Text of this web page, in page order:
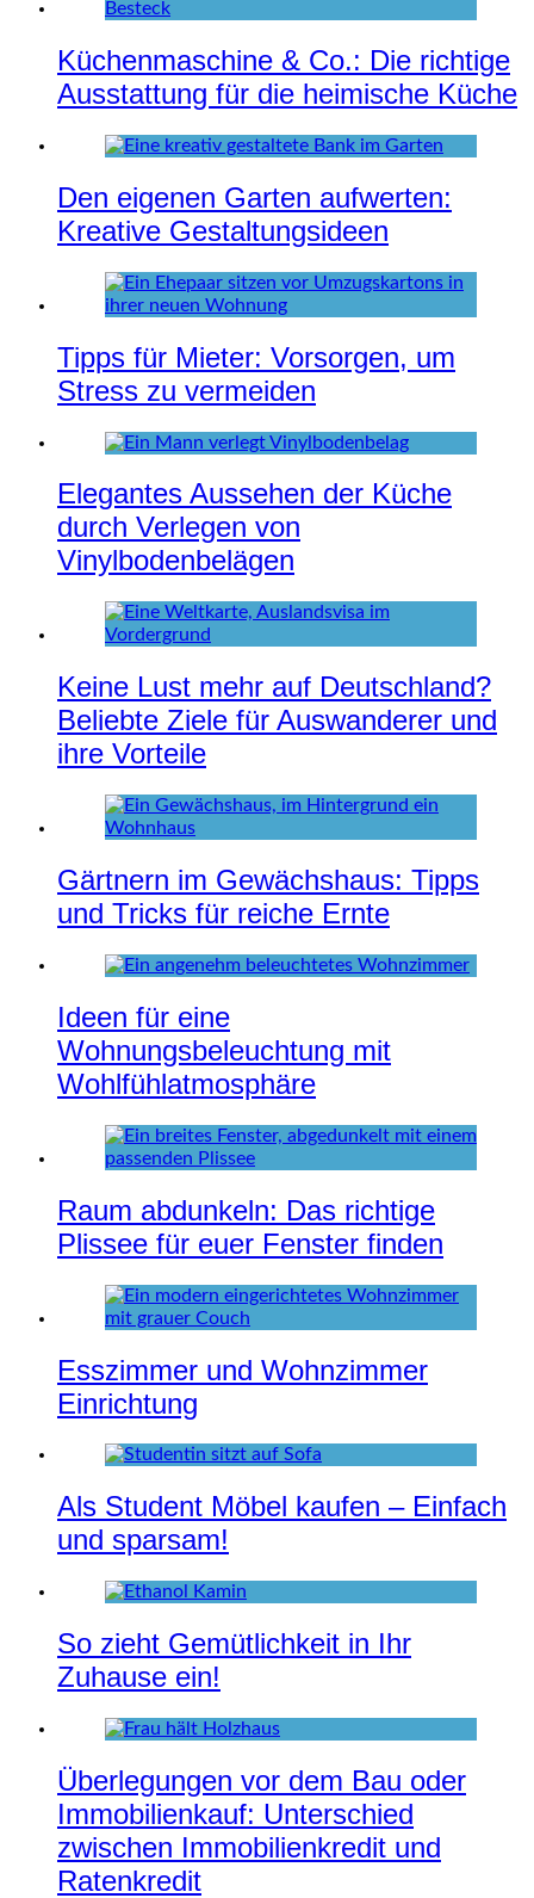
Küchenmaschine & Co.: Die richtige
Ausstattung für die heimische Küche
Den eigenen Garten aufwerten:
Kreative Gestaltungsideen
Tipps für Mieter: Vorsorgen, um
Stress zu vermeiden
Elegantes Aussehen der Küche
durch Verlegen von
Vinylbodenbelägen
Keine Lust mehr auf Deutschland?
Beliebte Ziele für Auswanderer und
ihre Vorteile
Gärtnern im Gewächshaus: Tipps
und Tricks für reiche Ernte
Ideen für eine
Wohnungsbeleuchtung mit
Wohlfühlatmosphäre
Raum abdunkeln: Das richtige
Plissee für euer Fenster finden
Esszimmer und Wohnzimmer
Einrichtung
Als Student Möbel kaufen – Einfach
und sparsam!
So zieht Gemütlichkeit in Ihr
Zuhause ein!
Überlegungen vor dem Bau oder
Immobilienkauf: Unterschied
zwischen Immobilienkredit und
Ratenkredit